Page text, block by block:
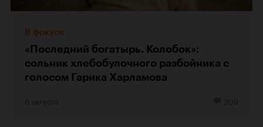
В фокусе
«Последний богатырь. Колобок»:
сольник хлебобулочного разбойника с
голосом Гарика Харламова